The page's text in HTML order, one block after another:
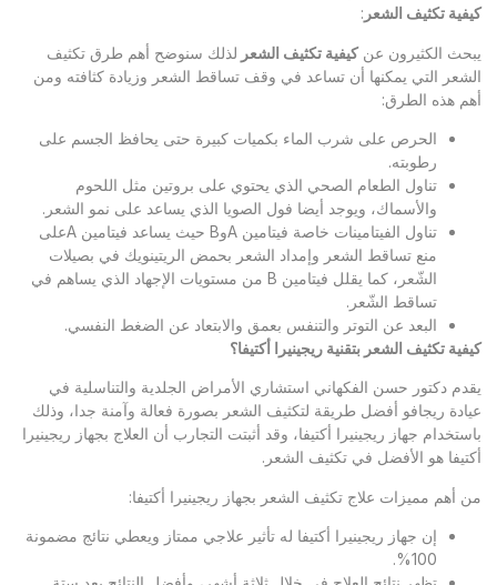
تكثيف الشعر:
الكثيرون عن كيفية تكثيف الشعرلذلك سنوضح أهم طرق تكثيف
التي يمكنها أن تساعد في وقف تساقط الشعر وزيادة كثافته ومن
هذه الطرق:
الحرص على شرب الماء بكميات كبيرة حتى يحافظ الجسم على
رطوبته.
تناول الطعام الصحي الذي يحتوي على بروتين مثل اللحوم
والأسماك، ويوجد أيضا فول الصويا الذي يساعد على نمو الشعر.
تناول الفيتامينات خاصة فيتامين AوB حيث يساعد فيتامين Aعلى
منع تساقط الشعر وإمداد الشعر بحمض الريتينويك في بصيلات
الشّعر، كما يقلل فيتامين B من مستويات الإجهاد الذي يساهم في
تساقط الشّعر.
البعد عن التوتر والتنفس بعمق والابتعاد عن الضغط النفسي.
تكثيف الشعر بتقنية ريجينيرا أكتيفا؟
دكتور حسن الفكهاني استشاري الأمراض الجلدية والتناسلية في
ريجافو أفضل طريقة لتكثيف الشعر بصورة فعالة وآمنة جدا، وذلك
جهاز ريجينيرا أكتيفا، وقد أثبتت التجارب أن العلاج بجهاز ريجينيرا
هو الأفضل في تكثيف الشعر.
أهم مميزات علاج تكثيف الشعر بجهاز ريجينيرا أكتيفا:
إن جهاز ريجينيرا أكتيفا له تأثير علاجي ممتاز ويعطي نتائج مضمونة